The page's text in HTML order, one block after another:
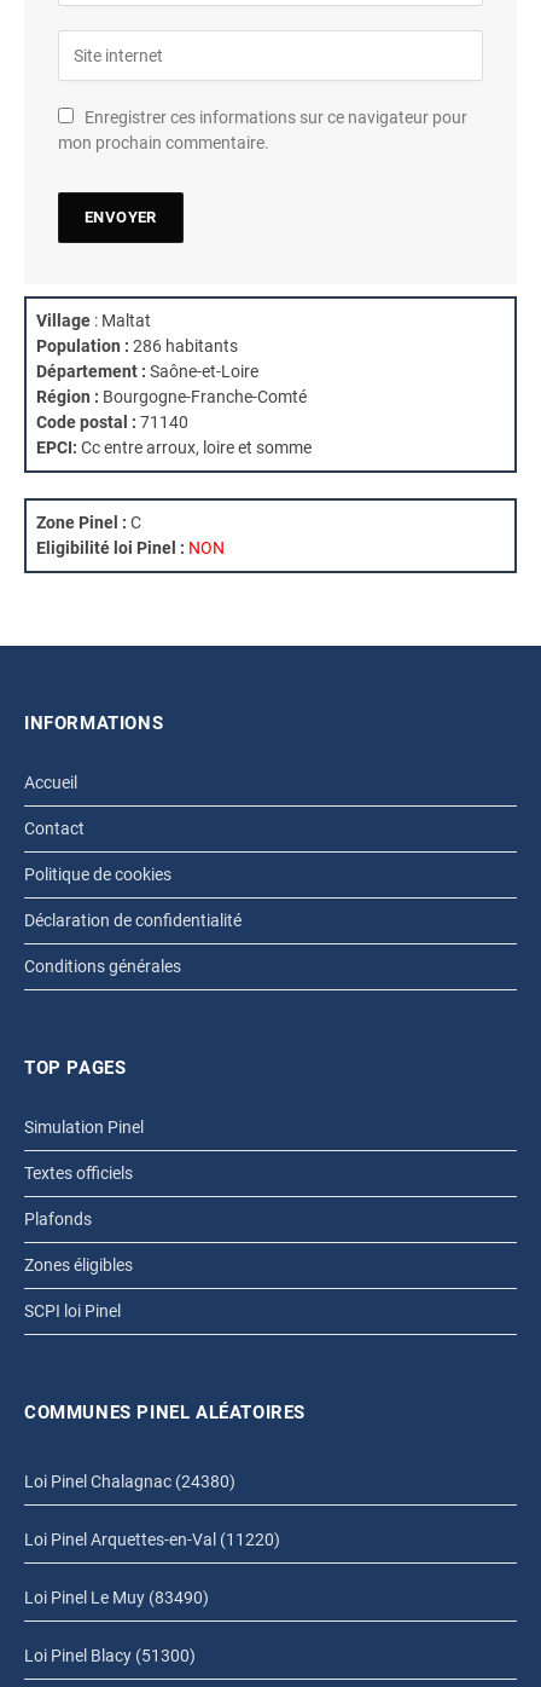
Enregistrer ces informations sur ce navigateur pour
mon prochain commentaire.
Village : Maltat
Population : 286 habitants
Département : Saône-et-Loire
Région : Bourgogne-Franche-Comté
Code postal : 71140
EPCI: Cc entre arroux, loire et somme
Zone Pinel : C
Eligibilité loi Pinel : NON
INFORMATIONS
Accueil
Contact
Politique de cookies
Déclaration de confidentialité
Conditions générales
TOP PAGES
Simulation Pinel
Textes officiels
Plafonds
Zones éligibles
SCPI loi Pinel
COMMUNES PINEL ALÉATOIRES
Loi Pinel Chalagnac (24380)
Loi Pinel Arquettes-en-Val (11220)
Loi Pinel Le Muy (83490)
Loi Pinel Blacy (51300)